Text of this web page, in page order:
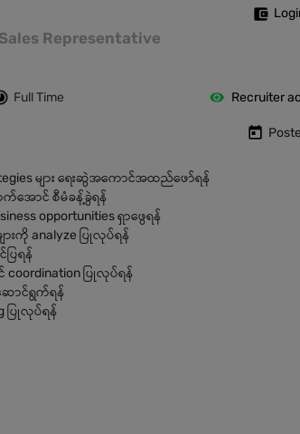
Representative
Full Time Recruiter
များ ရေးဆွဲအကောင်အထည်ဖော်ရန်
က်အောင် စီမံခန့်ခွဲရန်
opportunities ရှာဖွေရန်
ားကို analyze ပြုလုပ်ရန်
ပြရန်
coordination ပြုလုပ်ရန်
ဆောင်ရွက်ရန်
ပြုလုပ်ရန်